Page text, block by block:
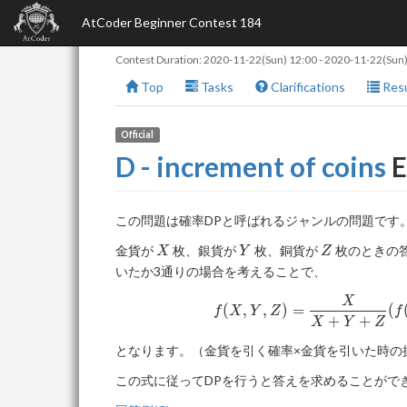
AtCoder Beginner Contest 184
Contest Duration: 2020-11-22(Sun) 12:00-2020-11-
Top Tasks Clarifications
Official
D - increment of coins
この問題は確率DPと呼ばれるジャンルの問題です。
金貨が X
X 枚、銀貨がY
Y 枚、銅貨が Z
Z 枚のときの
いたか3通りの場合を考えることで、
f(X, Y , Z) =
X + Y + Z
X
( f
となります。（金貨を引く確率×金貨を引いた時
この式に従ってDPを行うと答えを求めることがで